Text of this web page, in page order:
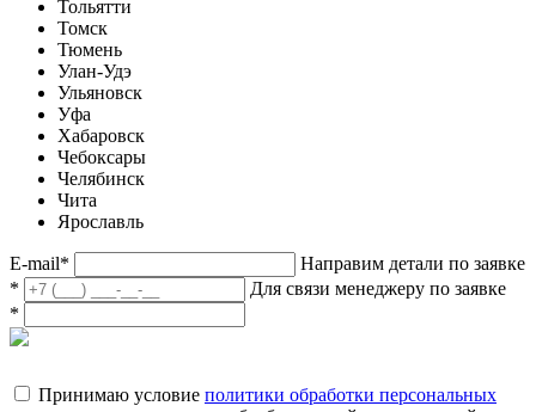
Тольятти
Томск
Тюмень
Улан-Удэ
Ульяновск
Уфа
Хабаровск
Чебоксары
Челябинск
Чита
Ярославль
E-mail*
Направим детали по заявке
*
Для связи менеджеру по заявке
*
Принимаю условие политики обработки персональных